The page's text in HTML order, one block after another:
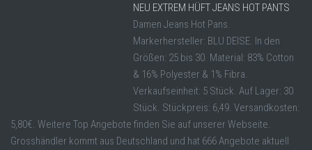
NEU EXTREM HÜFT JEANS HOT PANTS
Damen Jeans Hot Pans.
Markerhersteller: BLU DEISE. In den
Größen: 25 bis 30. Material: 83% Cotton
& 16% Polyester & 1% Fibra.
Verkaufseinheit: 5 Stück. Auf Lager: 30
Stück. Stückpreis: 6,49. Versandkosten:
5,80€. Weitere Top Angebote finden Sie auf unserer Webseite.
Grosshändler kommt aus Deutschland und hat 666 Angebote aktuell